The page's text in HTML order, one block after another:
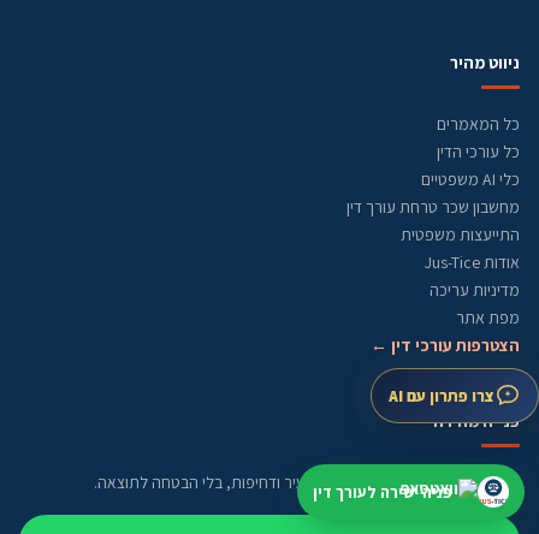
ניווט מהיר
כל המאמרים
כל עורכי הדין
כלי AI משפטיים
מחשבון שכר טרחת עורך דין
התייעצות משפטית
אודות Jus-Tice
מדיניות עריכה
מפת אתר
הצטרפות עורכי דין ←
פנייה מהירה
התחילו מתיאור קצר. נבדוק תחום, עיר ודחיפות, בלי הבטחה לתוצאה.
צרו פתרון עם AI
פניה ישירה לעורך דין